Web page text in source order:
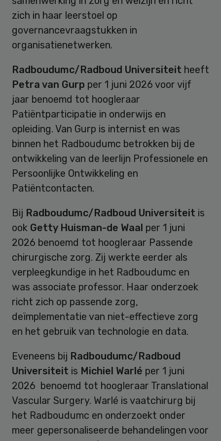
zich in haar leerstoel op
governancevraagstukken in
organisatienetwerken.
Radboudumc/Radboud Universiteit heeft
Petra van Gurp per 1 juni 2026 voor vijf
jaar benoemd tot hoogleraar
Patiëntparticipatie in onderwijs en
opleiding. Van Gurp is internist en was
binnen het Radboudumc betrokken bij de
ontwikkeling van de leerlijn Professionele en
Persoonlijke Ontwikkeling en
Patiëntcontacten.
Bij Radboudumc/Radboud Universiteit is
ook Getty Huisman-de Waal per 1 juni
2026 benoemd tot hoogleraar Passende
chirurgische zorg. Zij werkte eerder als
verpleegkundige in het Radboudumc en
was associate professor. Haar onderzoek
richt zich op passende zorg,
deïmplementatie van niet-effectieve zorg
en het gebruik van technologie en data.
Eveneens bij Radboudumc/Radboud
Universiteit is Michiel Warlé per 1 juni
2026 benoemd tot hoogleraar Translational
Vascular Surgery. Warlé is vaatchirurg bij
het Radboudumc en onderzoekt onder
meer gepersonaliseerde behandelingen voor